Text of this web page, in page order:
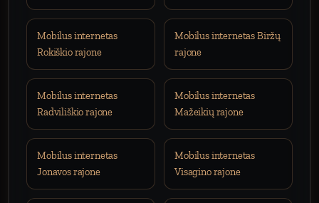
Mobilus internetas
Rokiškio rajone
Mobilus internetas Biržų
rajone
Mobilus internetas
Radviliškio rajone
Mobilus internetas
Mažeikių rajone
Mobilus internetas
Jonavos rajone
Mobilus internetas
Visagino rajone